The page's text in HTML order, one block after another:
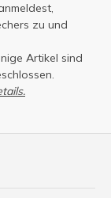
zu und
Artikel sind